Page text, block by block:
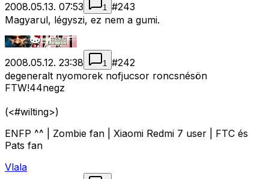
2008.05.13. 07:53
1 #243
Magyarul, légyszi, ez nem a gumi.
2008.05.12. 23:38 1 #242
degeneralt nyomorek nofjucsor roncsnésön
FTW!44negz
(<#wilting>)
ENFP ^^ | Zombie fan | Xiaomi Redmi 7 user | FTC és
Pats fan
Vlala